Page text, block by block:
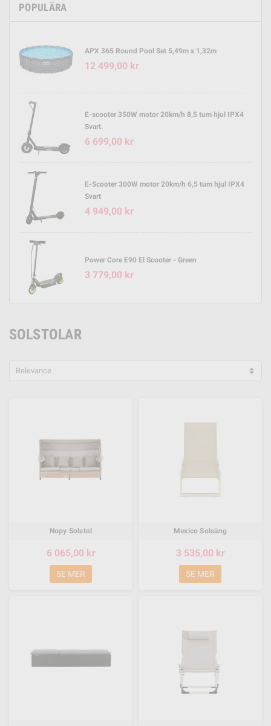
POPULÄRA
APX 365 Round Pool Set 5,49m x 1,32m
12 499,00 kr
E-scooter 350W motor 20km/h 8,5 tum hjul IPX4
Svart.
6 699,00 kr
E-Scooter 300W motor 20km/h 6,5 tum hjul IPX4
Svart
4 949,00 kr
Power Core E90 El Scooter - Green
3 779,00 kr
SOLSTOLAR
Relevance
Nopy Solstol
6 065,00 kr
SE MER
Mexico Solsäng
3 535,00 kr
SE MER